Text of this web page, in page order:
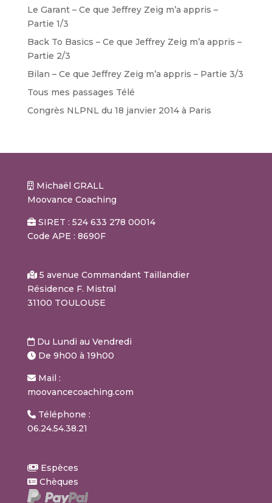
Le Garant – Ce que Jeffrey Zeig m’a appris –
Partie 1/3
Back To Basics – Ce que Jeffrey Zeig m’a appris –
Partie 2/3
Bilan – Ce que Jeffrey Zeig m’a appris – Partie 3/3
Tous mes passages Télé
Congrès NLPNL du 18 janvier 2014 à Paris
Michaël GRALL
Moovance Coaching
SIRET : 524 633 278 00014
Code APE : 8690F
5 avenue Commandant Taillandier
Résidence F. Mistral
31100 TOULOUSE
Du Lundi au Vendredi
De 9h00 à 19h00
Mail :
moovancecoaching.com
Téléphone :
06.24.54.38.21
Espèces
Chèques